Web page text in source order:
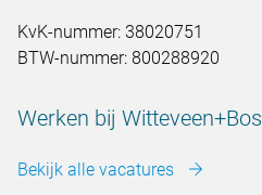
KvK-nummer: 38020751
BTW-nummer: 800288920
Werken bij Witteveen+Bos
Bekijk alle vacatures